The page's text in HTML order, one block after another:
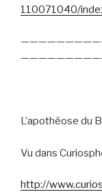
110071040/
L’apothéose du
Vu dans
http://